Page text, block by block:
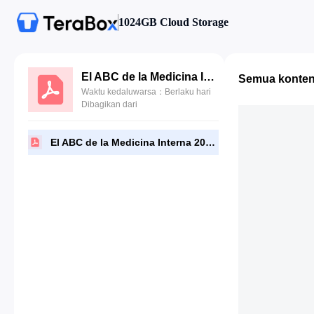
1024GB Cloud Storage
El ABC de la Medicina Interna 2014.pdf
Waktu kedaluwarsa：Berlaku hari
Dibagikan dari
El ABC de la Medicina Interna 2014.pdf
Semua